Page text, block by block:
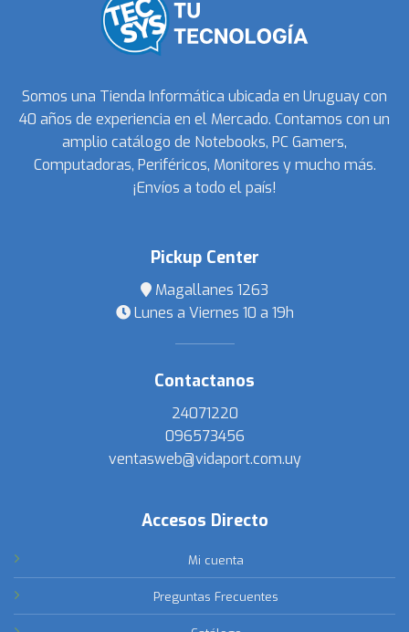
Somos una Tienda Informática ubicada en Uruguay con
40 años de experiencia en el Mercado. Contamos con un
amplio catálogo de Notebooks, PC Gamers,
Computadoras, Periféricos, Monitores y mucho más.
¡Envíos a todo el país!
Pickup Center
Magallanes 1263
Lunes a Viernes 10 a 19h
Contactanos
24071220
096573456
ventasweb@vidaport.com.uy
Accesos Directo
Mi cuenta
Preguntas Frecuentes